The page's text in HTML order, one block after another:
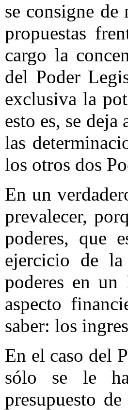
se consigne de
propuestas
cargo la
del Poder
exclusiva la
esto es, se
las
los otros dos
En un
prevalecer,
poderes, que
ejercicio de
poderes en
aspecto
saber: los
En el caso del
sólo se le
presupuesto